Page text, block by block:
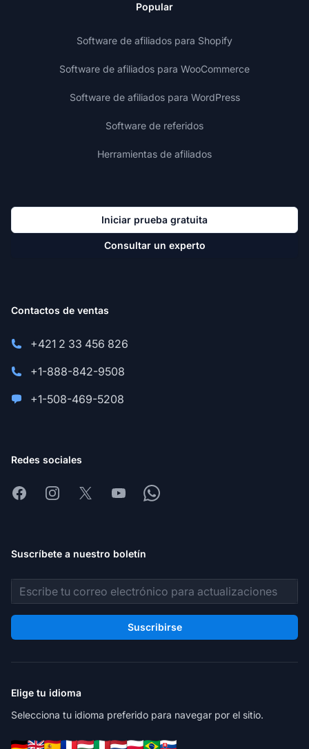
Popular
Software de afiliados para Shopify
Software de afiliados para WooCommerce
Software de afiliados para WordPress
Software de referidos
Herramientas de afiliados
Iniciar prueba gratuita
Consultar un experto
Contactos de ventas
+421 2 33 456 826
+1-888-842-9508
+1-508-469-5208
Redes sociales
FacebookInstagram
X YoutubeWhatsapp
Suscríbete a nuestro boletín
Dirección de correo electrónico
Suscribirse
Elige tu idioma
Selecciona tu idioma preferido para navegar por el sitio.